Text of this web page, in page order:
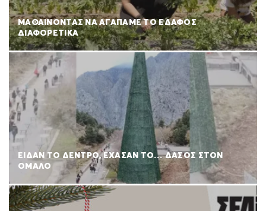
ΜΑΘΑΙΝΟΝΤΑΣ ΝΑ ΑΓΑΠΑΜΕ ΤΟ ΕΔΑΦΟΣ
ΔΙΑΦΟΡΕΤΙΚΑ
ΕΙΔΑΝ ΤΟ ΔΕΝΤΡΟ, ΕΧΑΣΑΝ ΤΟ… ΔΑΣΟΣ ΣΤΟΝ
ΟΜΑΛΟ